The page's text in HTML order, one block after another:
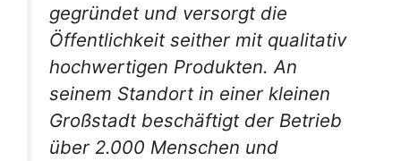
gegründet und versorgt die
Öffentlichkeit seither mit qualitativ
hochwertigen Produkten. An
seinem Standort in einer kleinen
Großstadt beschäftigt der Betrieb
über 2.000 Menschen und